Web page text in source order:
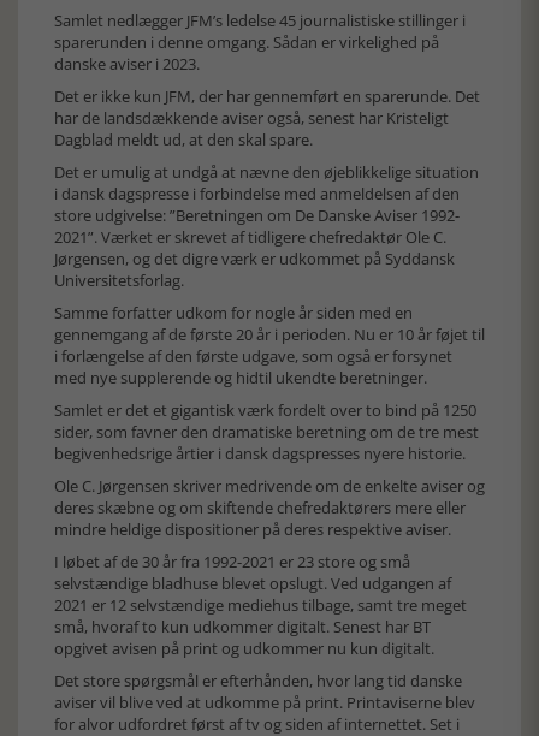
Samlet nedlægger JFM’s ledelse 45 journalistiske stillinger i
sparerunden i denne omgang. Sådan er virkelighed på
danske aviser i 2023.
Det er ikke kun JFM, der har gennemført en sparerunde. Det
har de landsdækkende aviser også, senest har Kristeligt
Dagblad meldt ud, at den skal spare.
Det er umulig at undgå at nævne den øjeblikkelige situation
i dansk dagspresse i forbindelse med anmeldelsen af den
store udgivelse: ”Beretningen om De Danske Aviser 1992-
2021”. Værket er skrevet af tidligere chefredaktør Ole C.
Jørgensen, og det digre værk er udkommet på Syddansk
Universitetsforlag.
Samme forfatter udkom for nogle år siden med en
gennemgang af de første 20 år i perioden. Nu er 10 år føjet til
i forlængelse af den første udgave, som også er forsynet
med nye supplerende og hidtil ukendte beretninger.
Samlet er det et gigantisk værk fordelt over to bind på 1250
sider, som favner den dramatiske beretning om de tre mest
begivenhedsrige årtier i dansk dagspresses nyere historie.
Ole C. Jørgensen skriver medrivende om de enkelte aviser og
deres skæbne og om skiftende chefredaktørers mere eller
mindre heldige dispositioner på deres respektive aviser.
I løbet af de 30 år fra 1992-2021 er 23 store og små
selvstændige bladhuse blevet opslugt. Ved udgangen af
2021 er 12 selvstændige mediehus tilbage, samt tre meget
små, hvoraf to kun udkommer digitalt. Senest har BT
opgivet avisen på print og udkommer nu kun digitalt.
Det store spørgsmål er efterhånden, hvor lang tid danske
aviser vil blive ved at udkomme på print. Printaviserne blev
for alvor udfordret først af tv og siden af internettet. Set i